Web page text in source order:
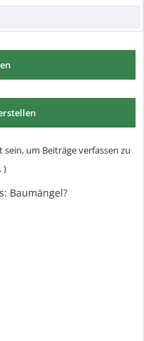
um Beiträge verfassen zu
)
Baumängel?